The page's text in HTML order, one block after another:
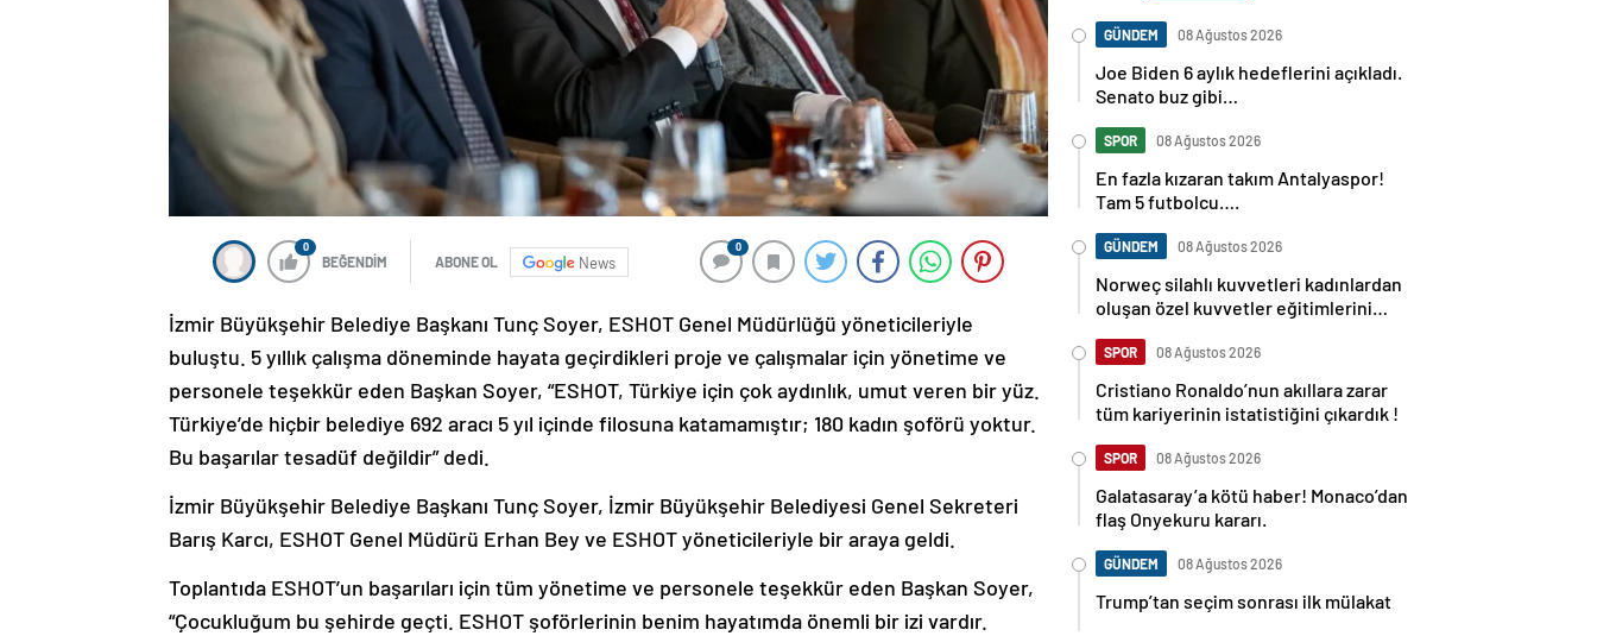
0
BEĞENDİM ABONE OL News
0
İzmir Büyükşehir Belediye Başkanı Tunç Soyer, ESHOT Genel Müdürlüğü yöneticileriyle
buluştu. 5 yıllık çalışma döneminde hayata geçirdikleri proje ve çalışmalar için yönetime ve
personele teşekkür eden Başkan Soyer, “ESHOT, Türkiye için çok aydınlık, umut veren bir yüz.
Türkiye’de hiçbir belediye 692 aracı 5 yıl içinde filosuna katamamıştır; 180 kadın şoförü yoktur.
Bu başarılar tesadüf değildir” dedi.
İzmir Büyükşehir Belediye Başkanı Tunç Soyer, İzmir Büyükşehir Belediyesi Genel Sekreteri
Barış Karcı, ESHOT Genel Müdürü Erhan Bey ve ESHOT yöneticileriyle bir araya geldi.
Toplantıda ESHOT’un başarıları için tüm yönetime ve personele teşekkür eden Başkan Soyer,
“Çocukluğum bu şehirde geçti. ESHOT şoförlerinin benim hayatımda önemli bir izi vardır.
GÜNDEM 08 Ağustos 2026
Joe Biden 6 aylık hedeflerini açıkladı.
Senato buz gibi…
SPOR 08 Ağustos 2026
En fazla kızaran takım Antalyaspor!
Tam 5 futbolcu….
GÜNDEM 08 Ağustos 2026
Norweç silahlı kuvvetleri kadınlardan
oluşan özel kuvvetler eğitimlerini
SPOR 08 Ağustos 2026
Cristiano Ronaldo’nun akıllara zarar
tüm kariyerinin istatistiğini çıkardık !
SPOR 08 Ağustos 2026
Galatasaray’a kötü haber! Monaco’dan
flaş Onyekuru kararı.
GÜNDEM 08 Ağustos 2026
Trump’tan seçim sonrası ilk mülakat